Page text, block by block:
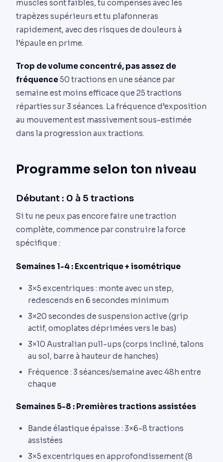
muscles sont faibles, tu compenses avec les
trapèzes supérieurs et tu plafonneras
rapidement, avec des risques de douleurs à
l’épaule en prime.
Trop de volume concentré, pas assez de
fréquence50 tractions en une séance par
semaine est moins efficace que 25 tractions
réparties sur 3 séances. La fréquence d’exposition
au mouvement est massivement sous-estimée
dans la progression aux tractions.
Programme selon ton niveau
Débutant : 0 à 5 tractions
Si tu ne peux pas encore faire une traction
complète, commence par construire la force
spécifique :
Semaines 1-4 : Excentrique + isométrique
3×5 excentriques : monte avec un step,
redescends en 6 secondes minimum
3×20 secondes de suspension active (grip
actif, omoplates déprimées vers le bas)
3×10 Australian pull-ups (corps incliné, talons
au sol, barre à hauteur de hanches)
Fréquence : 3 séances/semaine avec 48h entre
chaque
Semaines 5-8 : Premières tractions assistées
Bande élastique épaisse : 3×6-8 tractions
assistées
3×5 excentriques en approfondissement (8